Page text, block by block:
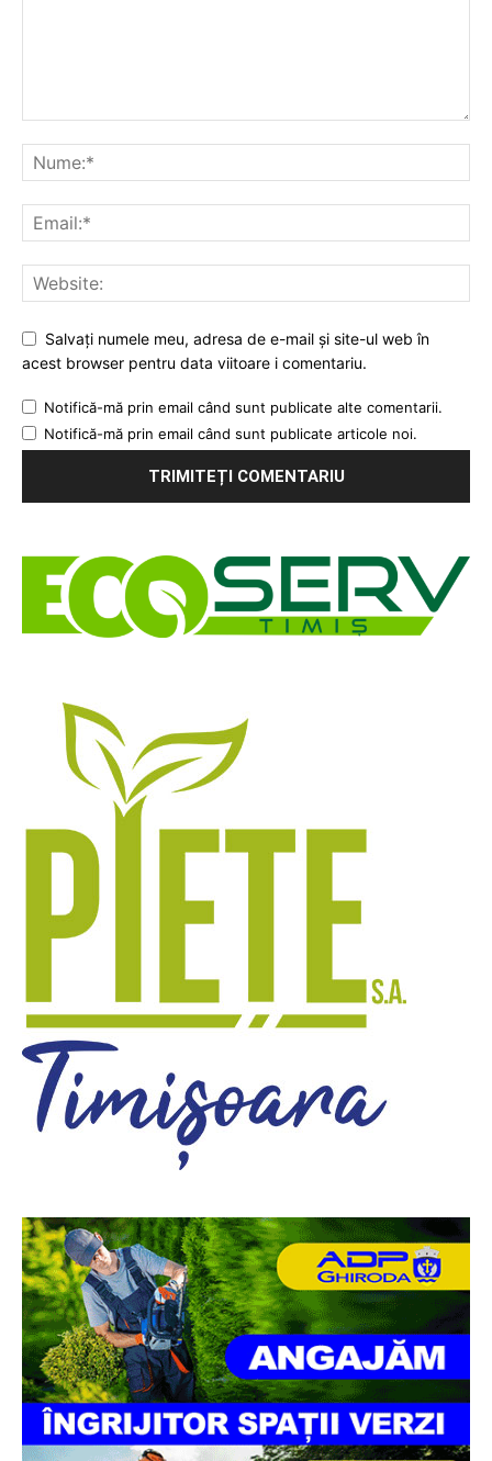
Salvați numele meu, adresa de e-mail și site-ul web în
acest browser pentru data viitoare i comentariu.
Notifică-mă prin email când sunt publicate alte comentarii.
Notifică-mă prin email când sunt publicate articole noi.